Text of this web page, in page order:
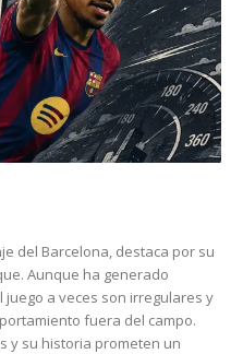
del Barcelona, destaca por su
Aunque ha generado
a veces son irregulares y
fuera del campo.
y su historia prometen un